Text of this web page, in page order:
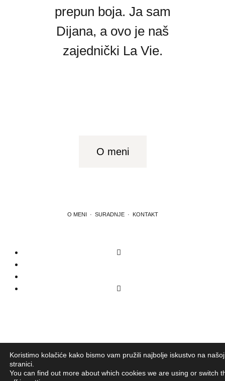
Koristimo kolačiće kako bismo vam pružili najbolje iskustvo na
stranici.
You can find out more about which cookies we are using or switch
prepun boja. Ja sam
Dijana, a ovo je naš
zajednički La Vie.
O meni
O MENI · SURADNJE· KONTAKT